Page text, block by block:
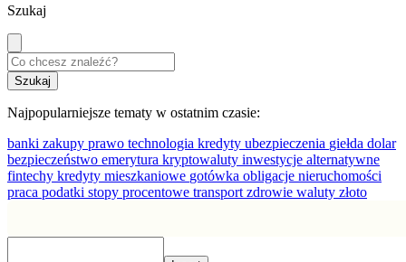
Szukaj
Najpopularniejsze tematy w ostatnim czasie:
banki zakupy prawo technologia kredyty ubezpieczenia giełda dolar
bezpieczeństwo emerytura kryptowaluty inwestycje alternatywne
fintechy kredyty mieszkaniowe gotówka obligacje nieruchomości
praca podatki stopy procentowe transport zdrowie waluty złoto